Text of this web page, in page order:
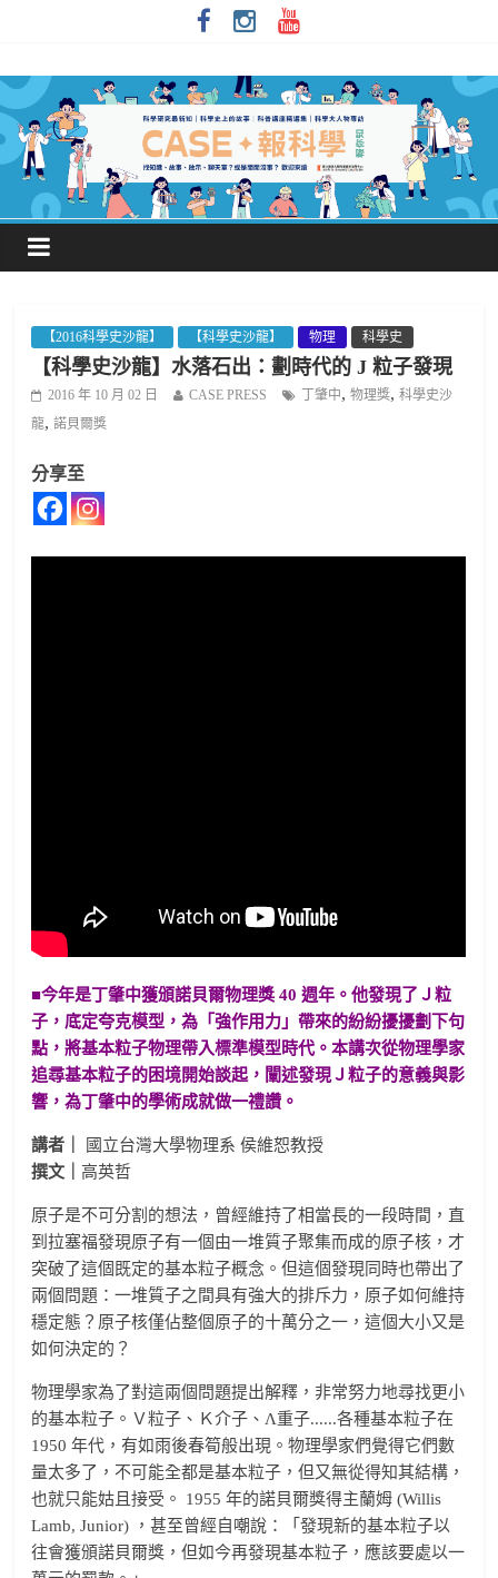
【2016科學史沙龍】 【科學史沙龍】 物理 科學史
【科學史沙龍】水落石出：劃時代的 J 粒子發現
2016 年 10 月 02 日 CASE PRESS 丁肇中,物理獎,科學史沙
龍,諾貝爾獎
分享至
■今年是丁肇中獲頒諾貝爾物理獎 40 週年。他發現了Ｊ粒
子，底定夸克模型，為「強作用力」帶來的紛紛擾擾劃下句
點，將基本粒子物理帶入標準模型時代。本講次從物理學家
追尋基本粒子的困境開始談起，闡述發現Ｊ粒子的意義與影
響，為丁肇中的學術成就做一禮讚。
講者｜
國立台灣大學物理系 侯維恕教授
撰文｜ 高英哲
原子是不可分割的想法，曾經維持了相當長的一段時間，直
到拉塞福發現原子有一個由一堆質子聚集而成的原子核，才
突破了這個既定的基本粒子概念。但這個發現同時也帶出了
兩個問題：一堆質子之間具有強大的排斥力，原子如何維持
穩定態？原子核僅佔整個原子的十萬分之一，這個大小又是
如何決定的？
物理學家為了對這兩個問題提出解釋，非常努力地尋找更小
的基本粒子。Ｖ粒子、Ｋ介子、Λ重子......各種基本粒子在
1950 年代，有如雨後春筍般出現。物理學家們覺得它們數
量太多了，不可能全都是基本粒子，但又無從得知其結構，
也就只能姑且接受。 1955 年的諾貝爾獎得主蘭姆 (Willis
Lamb, Junior) ，甚至曾經自嘲說：「發現新的基本粒子以
往會獲頒諾貝爾獎，但如今再發現基本粒子，應該要處以一